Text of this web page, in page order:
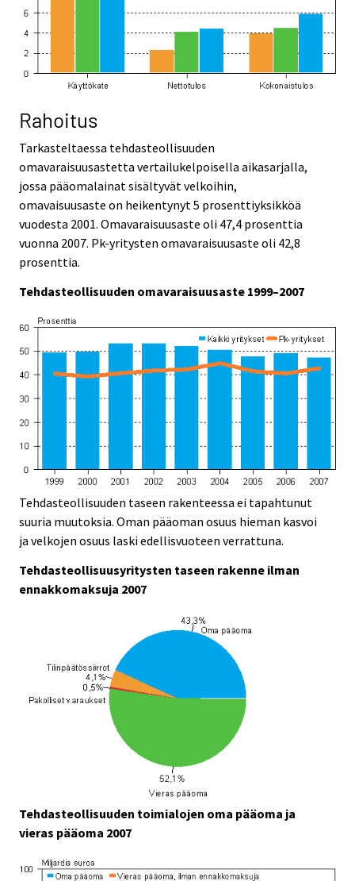
Rahoitus
Tarkasteltaessa tehdasteollisuuden
omavaraisuusastetta vertailukelpoisella aikasarjalla,
jossa pääomalainat sisältyvät velkoihin,
omavaisuusaste on heikentynyt 5 prosenttiyksikköä
vuodesta 2001. Omavaraisuusaste oli 47,4 prosenttia
vuonna 2007. Pk-yritysten omavaraisuusaste oli 42,8
prosenttia.
Tehdasteollisuuden omavaraisuusaste 1999–2007
Tehdasteollisuuden taseen rakenteessa ei tapahtunut
suuria muutoksia. Oman pääoman osuus hieman kasvoi
ja velkojen osuus laski edellisvuoteen verrattuna.
Tehdasteollisuusyritysten taseen rakenne ilman
ennakkomaksuja 2007
Tehdasteollisuuden toimialojen oma pääoma ja
vieras pääoma 2007